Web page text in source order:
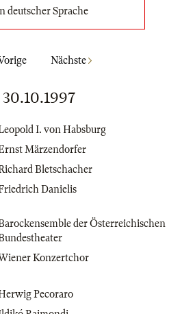
deutscher Sprache
Nächste
I. von Habsburg
Märzendorfer
Bletschacher
Danielis
der Österreichischen
Konzertchor
Pecoraro